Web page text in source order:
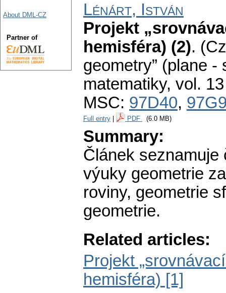
Lénárt, István
Projekt
hemisféra) (2).
geometry” (plane
matematiky, vol.
MSC: 97D40,
Full entry PDF (6.0 MB)
Summary:
Článek seznamuje
výuky geometrie
roviny, geometrie
geometrie.
Related articles:
Projekt
hemisféra) [1]
About DML-CZ
Partner of